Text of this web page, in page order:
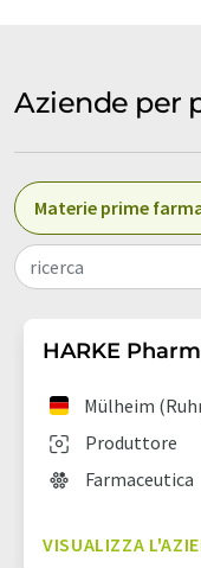
Aziende per
Materie prime
ricerca
HARKE
Produttore
Mülheim
Farmaceutica
VISUALIZZA